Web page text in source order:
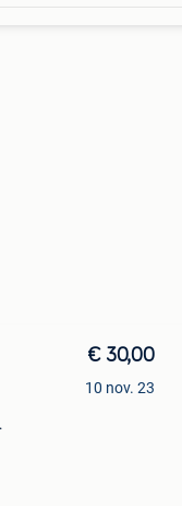
€ 30,00
10 nov. 23